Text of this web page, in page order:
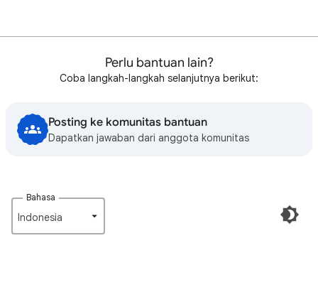
Perlu bantuan lain?
Coba langkah-langkah selanjutnya berikut:
Posting ke komunitas bantuan
Dapatkan jawaban dari anggota komunitas
Bahasa
Indonesia‎